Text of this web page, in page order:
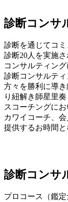
診断コンサ
診断を通じてコミ
診断20人を実施
コンサルティン
診断コンサルテ
方々を勝利に導
り紐解き師星里
スコーチングに
カワイコーチ、
提供するお時間と
診断コンサ
プロコース（鑑